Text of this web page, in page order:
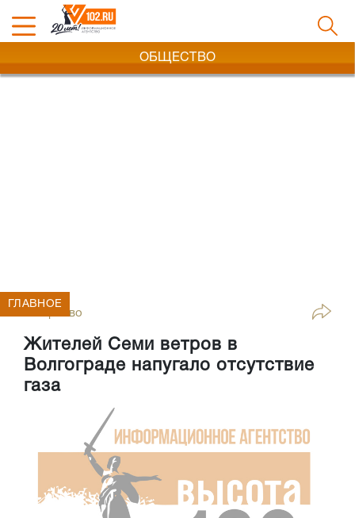
ОБЩЕСТВО
Общество
Жителей Семи ветров в
Волгограде напугало отсутствие
газа
ГЛАВНОЕ